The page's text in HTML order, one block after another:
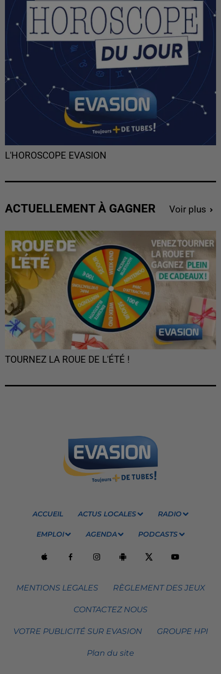
L'HOROSCOPE EVASION
ACTUELLEMENT À GAGNER Voir plus
TOURNEZ LA ROUE DE L'ÉTÉ !
ACCUEIL ACTUS LOCALES RADIO
EMPLOI AGENDA PODCASTS
MENTIONS LEGALES RÈGLEMENT DES JEUX
CONTACTEZ NOUS
VOTRE PUBLICITÉ SUR EVASION GROUPE HPI
Plan du site